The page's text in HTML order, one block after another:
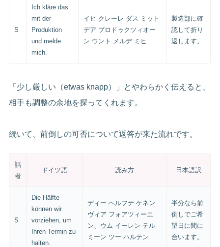
S
Ich kläre das
mit der
Produktion
und melde
mich.
イヒ クレーレ ダス ミット
デア プロドゥクツィオー
ン ウント メルデ ミヒ
製造部に確
認して折り
返します。
「少し厳しい（etwas knapp）」とやわらかく伝えると、
相手も調整の余地を探ってくれます。
続いて、前倒しの可否について返答が来た流れです。
話
者
ドイツ語 読み方 日本語訳
S
Die Hälfte
können wir
vorziehen, um
Ihren Termin zu
halten.
ディー ヘルフテ ケネン
ヴィア フォアツィーエ
ン、ウム イーレン テル
ミーン ツー ハルテン
半分なら前
倒しでご希
望日に間に
合います。